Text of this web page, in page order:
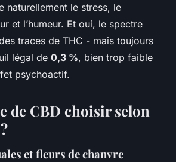
naturellement le stress, le
et l’humeur. Et oui, le spectre
traces de THC - mais toujours
légal de 0,3 %, bien trop faible
psychoactif.
de CBD choisir selon
et fleurs de chanvre